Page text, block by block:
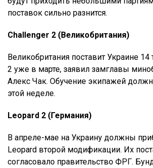
поставок сильно разнится.
Challenger 2 (Великобритания)
Великобритания поставит Украине 14
2 уже в марте, заявил замглавы
Алекс Чак. Обучение экипажей
этой неделе.
Leopard 2 (Германия)
В апреле-мае на Украину должны
Leopard второй модификации. Их
согласовало правительство ФРГ.